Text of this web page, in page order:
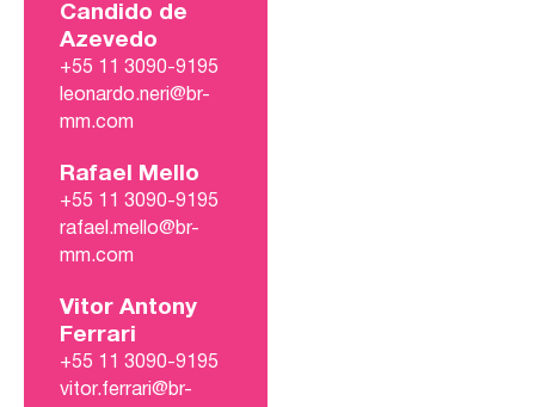
Candido de
Azevedo
+55 11 3090-9195
leonardo.neri@br-
mm.com
Rafael Mello
+55 11 3090-9195
rafael.mello@br-
mm.com
Vitor Antony
Ferrari
+55 11 3090-9195
vitor.ferrari@br-